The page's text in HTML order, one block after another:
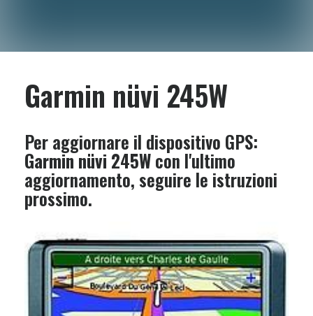
Garmin nüvi 245W
Per aggiornare il dispositivo GPS:
Garmin nüvi 245Wcon l'ultimo
aggiornamento, seguire le istruzioni
prossimo.